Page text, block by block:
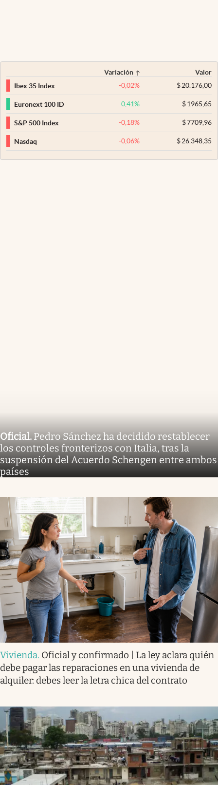
Variación
Valor
Ibex 35 Index
-0,02% $20.176,00
Euronext 100 ID 0,41% $1965,65
S&P 500 Index -0,18% $7709,96
Nasdaq -0,06% $26.348,35
los controles fronterizos con Italia, tras la
suspensión del Acuerdo Schengen entre ambos
países
Vivienda .Oficial y confirmado | La ley aclara quién
debe pagar las reparaciones en una vivienda de
alquiler: debes leer la letra chica del contrato